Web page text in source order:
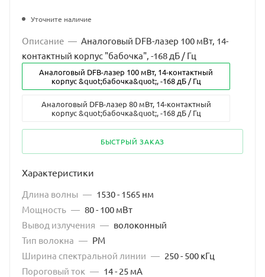
Уточните наличие
Описание — Аналоговый DFB-лазер 100 мВт, 14-
контактный корпус "бабочка", -168 дБ / Гц
Аналоговый DFB-лазер 100 мВт, 14-контактный
корпус &quot;бабочка&quot;, -168 дБ / Гц
Аналоговый DFB-лазер 80 мВт, 14-контактный
корпус &quot;бабочка&quot;, -168 дБ / Гц
БЫСТРЫЙ ЗАКАЗ
Характеристики
Длина волны — 1530 - 1565 нм
Мощность — 80 - 100 мВт
Вывод излучения — волоконный
Тип волокна — PM
Ширина спектральной линии — 250 - 500 кГц
Пороговый ток — 14 - 25 мА